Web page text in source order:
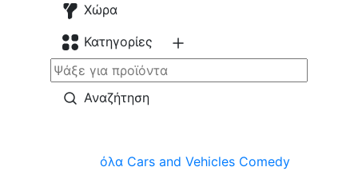
Χώρα
Κατηγορίες
Αναζήτηση
όλα Cars and Vehicles Comedy